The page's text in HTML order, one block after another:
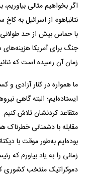
اگر بخواهیم مثالی
نتانیاهو» از اسرائیل به
با حماس بیش از حد طولانی
جنگ برای آمریکا هزینه‌های
زمان آن رسیده است که
ما همواره در کنار آزادی و
ایستاده‌ایم؛ البته گاهی
متقاعد کردنشان تلاش
مقابله با دشمنانی خطرناک
بوده‌ایم به‌طور موقت با
زمانی را به یاد بیاورم که
دموکراتیک منتخب کشوری